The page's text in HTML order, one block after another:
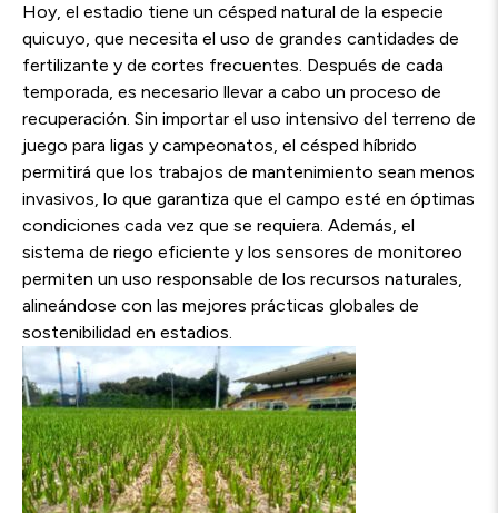
Hoy, el estadio tiene un césped natural de la especie
quicuyo, que necesita el uso de grandes cantidades de
fertilizante y de cortes frecuentes. Después de cada
temporada, es necesario llevar a cabo un proceso de
recuperación. Sin importar el uso intensivo del terreno de
juego para ligas y campeonatos, el césped híbrido
permitirá que los trabajos de mantenimiento sean menos
invasivos, lo que garantiza que el campo esté en óptimas
condiciones cada vez que se requiera. Además, el
sistema de riego eficiente y los sensores de monitoreo
permiten un uso responsable de los recursos naturales,
alineándose con las mejores prácticas globales de
sostenibilidad en estadios.